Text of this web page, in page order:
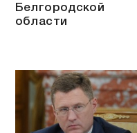
Белгородской
области